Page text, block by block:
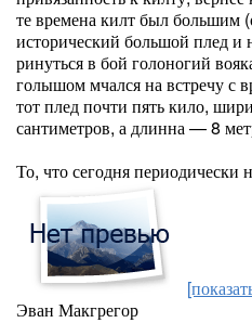
те времена килт был большим
исторический большой плед и
ринуться в бой голоногий
голышом мчался на встречу с
тот плед почти пять кило,
сантиметров, а длинна — 8
То, что сегодня периодически
Эван Макгрегор